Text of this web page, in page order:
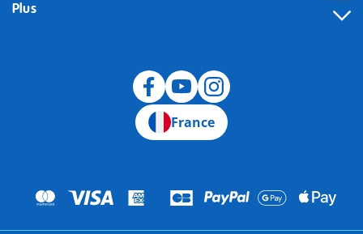
Plus
France